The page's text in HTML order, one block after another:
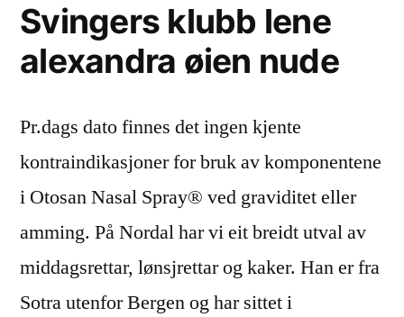
Svingers klubb lene
alexandra øien nude
Pr.dags dato finnes det ingen kjente
kontraindikasjoner for bruk av komponentene
i Otosan Nasal Spray® ved graviditet eller
amming. På Nordal har vi eit breidt utval av
middagsrettar, lønsjrettar og kaker. Han er fra
Sotra utenfor Bergen og har sittet i